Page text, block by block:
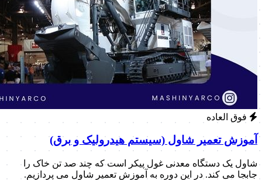
فوق العاده
آموزش تعمیر شاول (سیستم هیدرولیک و برق)
شاول یک دستگاه معدنی غول پیکر است که چند صد تن خاک را
جابجا می کند. در این دوره به آموزش تعمیر شاول می پردازیم.